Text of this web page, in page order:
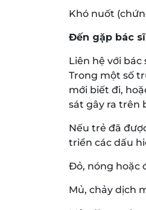
Khó nuốt
Đến gặp bác
Liên hệ với
Trong một số
mới biết đi,
sát gây ra trên
Nếu trẻ đã
triển các dấu
Đỏ, nóng hoặc
Mủ, chảy dịch